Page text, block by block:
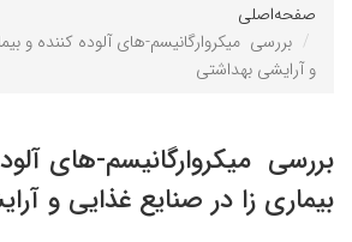
صفحه‌اصلی
بررسی میکروارگانیسم-های آلوده کننده و
و آرایشی بهداشتی
بررسی میکروارگانیسم-های
بیماری زا در صنایع غذایی و